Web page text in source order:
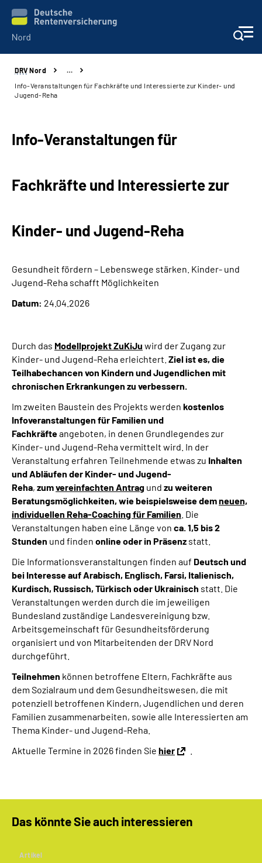
Aktuelles
Beratung und Kontakt
Über uns
Online-Services
Inhalte in Gebärdensprache (DGS)
Suche
Mein Kundenportal
DRV Nord
…
Info-Veranstaltungen für Fachkräfte und Interessierte zur Kinder- und
Jugend-Reha
Info-Veranstaltungen für
Fachkräfte und Interessierte zur
Kinder- und Jugend-Reha
Gesundheit fördern – Lebenswege stärken. Kinder- und
Jugend-Reha schafft Möglichkeiten
Datum: 24.04.2026
Durch das Modellprojekt ZuKiJu wird der Zugang zur
Kinder- und Jugend-Reha erleichtert. Ziel ist es, die
Teilhabechancen von Kindern und Jugendlichen mit
chronischen Erkrankungen zu verbessern.
Im zweiten Baustein des Projekts werden kostenlos
Infoveranstaltungen für Familien und
Fachkräfteangeboten, in denen Grundlegendes zur
Kinder- und Jugend-Reha vermittelt wird. In der
Veranstaltung erfahren Teilnehmende etwas zu Inhalten
und Abläufen der Kinder- und Jugend-
Reha, zumvereinfachten Antrag und zu weiteren
Beratungsmöglichkeiten, wie beispielsweise demneuen,
individuellen Reha-Coaching für Familien . Die
Veranstaltungen haben eine Länge von ca. 1,5 bis 2
Stunden und finden online oder in Präsenz statt.
Die Informationsveranstaltungen finden auf Deutsch und
bei Interesse auf Arabisch, Englisch, Farsi, Italienisch,
Kurdisch, Russisch, Türkisch oder Ukrainisch statt. Die
Veranstaltungen werden durch die im jeweiligen
Bundesland zuständige Landesvereinigung bzw.
Arbeitsgemeinschaft für Gesundheitsförderung
organisiert und von Mitarbeitenden der DRV Nord
durchgeführt.
Teilnehmen können betroffene Eltern, Fachkräfte aus
dem Sozialraum und dem Gesundheitswesen, die mit
potenziell betroffenen Kindern, Jugendlichen und deren
Familien zusammenarbeiten, sowie alle Interessierten am
Thema Kinder- und Jugend-Reha.
Aktuelle Termine in 2026 finden Sie hier
Das könnte Sie auch interessieren
Artikel